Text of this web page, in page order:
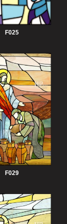
F025
F029